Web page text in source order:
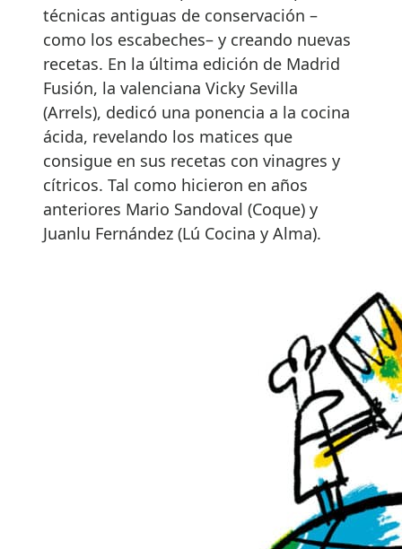
técnicas antiguas de conservación –
como los escabeches– y creando nuevas
recetas. En la última edición de Madrid
Fusión, la valenciana Vicky Sevilla
(Arrels), dedicó una ponencia a la cocina
ácida, revelando los matices que
consigue en sus recetas con vinagres y
cítricos. Tal como hicieron en años
anteriores Mario Sandoval (Coque) y
Juanlu Fernández (Lú Cocina y Alma).